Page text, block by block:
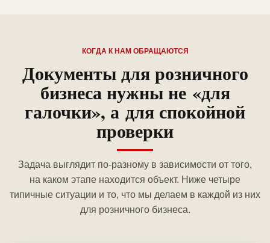
КОГДА К НАМ ОБРАЩАЮТСЯ
Документы для розничного
бизнеса нужны не «для
галочки», а для спокойной
проверки
Задача выглядит по-разному в зависимости от того,
на каком этапе находится объект. Ниже четыре
типичные ситуации и то, что мы делаем в каждой из них
для розничного бизнеса.